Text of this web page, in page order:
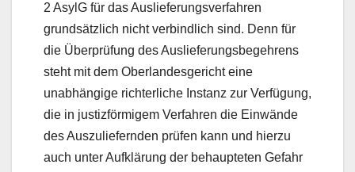
2 AsylG für das Auslieferungsverfahren
grundsätzlich nicht verbindlich sind. Denn für
die Überprüfung des Auslieferungsbegehrens
steht mit dem Oberlandesgericht eine
unabhängige richterliche Instanz zur Verfügung,
die in justizförmigem Verfahren die Einwände
des Auszuliefernden prüfen kann und hierzu
auch unter Aufklärung der behaupteten Gefahr